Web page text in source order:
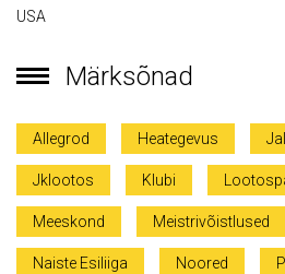
USA
Märksõnad
Allegrod Heategevus
Jklootos Klubi
Meeskond Meistrivõistlused
Naiste Esiliiga Noored